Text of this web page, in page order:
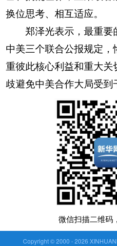
换位思考、相互适应。
郑泽光表示，最重要
中美三个联合公报规定
重彼此核心利益和重大
歧避免中美合作大局受到
微信扫描二维码
Copyright © 2000 -2026